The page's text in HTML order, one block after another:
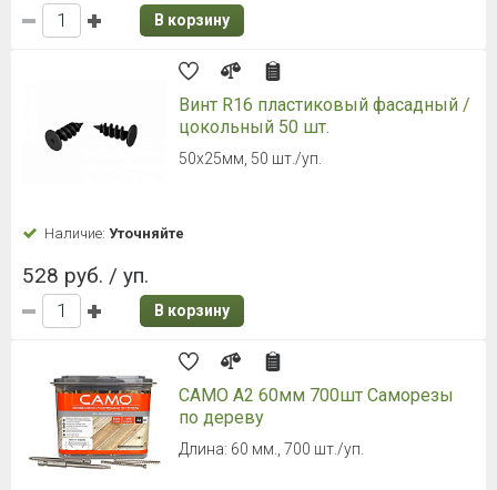
В корзину
Винт R16 пластиковый фасадный /
цокольный 50 шт.
50х25мм, 50 шт./уп.
Наличие: Уточняйте
528 руб. / уп.
В корзину
CAMO A2 60мм 700шт Саморезы
по дереву
Длина: 60 мм., 700 шт./уп.